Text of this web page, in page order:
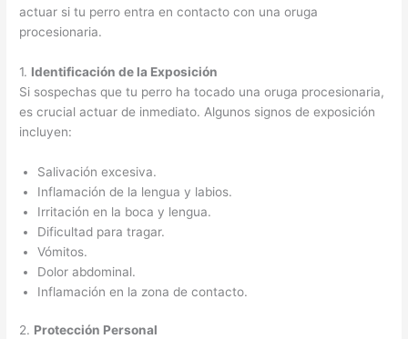
actuar si tu perro entra en contacto con una oruga
procesionaria.
1. Identificación de la Exposición
Si sospechas que tu perro ha tocado una oruga procesionaria,
es crucial actuar de inmediato. Algunos signos de exposición
incluyen:
Salivación excesiva.
Inflamación de la lengua y labios.
Irritación en la boca y lengua.
Dificultad para tragar.
Vómitos.
Dolor abdominal.
Inflamación en la zona de contacto.
2. Protección Personal